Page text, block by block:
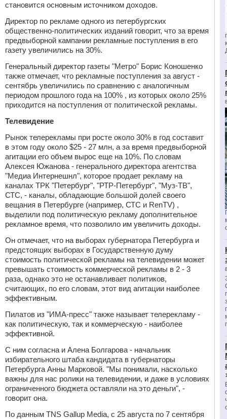
становится основным источником доходов.
Директор по рекламе одного из петербургских
общественно-политических изданий говорит, что за время
предвыборной кампании рекламные поступления в его
газету увеличились на 30%.
Генеральный директор газеты "Метро" Борис Коношенко
также отмечает, что рекламные поступления за август -
сентябрь увеличились по сравнению с аналогичным
периодом прошлого года на 100% , из которых около 25%
приходится на поступления от политической рекламы.
Телевидение
Рынок телерекламы при росте около 30% в год составит
в этом году около $25 - 27 млн, а за время предвыборной
агитации его объем вырос еще на 10%. По словам
Алексея Южанова - генерального директора агентства
"Медиа Интернешнл", которое продает рекламу на
каналах ТРК "Петербург", "РТР-Петербург", "Муз-ТВ",
СТС, - каналы, обладающие большой долей своего
вещания в Петербурге (например, СТС и RenTV) ,
выделили под политическую рекламу дополнительное
рекламное время, что позволило им увеличить доходы.
Он отмечает, что на выборах губернатора Петербурга и
предстоящих выборах в Государственную думу
стоимость политической рекламы на телевидении может
превышать стоимость коммерческой рекламы в 2 - 3
раза, однако это не останавливает политиков,
считающих, по его словам, этот вид агитации наиболее
эффективным.
Пилатов из "ИМА-пресс" также называет телерекламу -
как политическую, так и коммерческую - наиболее
эффективной.
С ним согласна и Алена Болгарова - начальник
избирательного штаба кандидата в губернаторы
Петербурга Анны Марковой. "Мы понимали, насколько
важны для нас ролики на телевидении, и даже в условиях
ограниченного бюджета оставляли на это деньги", -
говорит она.
По данным TNS Gallup Media, с 25 августа по 7 сентября